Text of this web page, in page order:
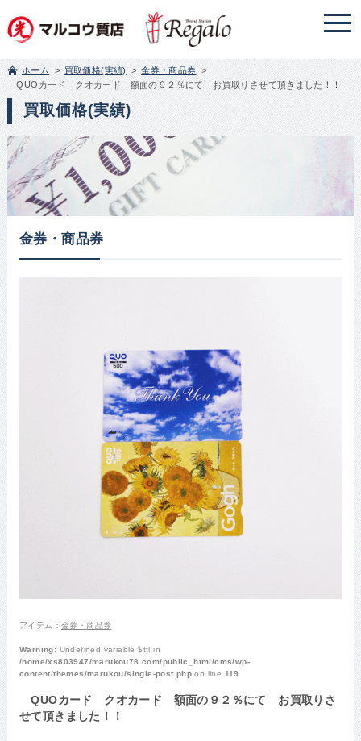
ホーム 買取価格(実績)
金券・商品券
QUOカード クオカード 額面の９２％にて お買取りさせて頂きました！！
買取価格(実績)
金券・商品券
アイテム： 金券・商品券
Warning: Undefined variable $ttl in
/home/xs803947/marukou78.com/public_html/cms/wp-
content/themes/marukou/single-post.php on line 119
QUOカード クオカード 額面の９２％にて お買取りさ
せて頂きました！！